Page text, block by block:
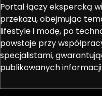
Portal łączy ekspercką
przekazu, obejmując
lifestyle i modę, po
powstaje przy
specjalistami,
publikowanych informacji.